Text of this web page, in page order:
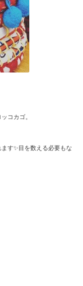
コカゴ。
す✨目を数える必要もな